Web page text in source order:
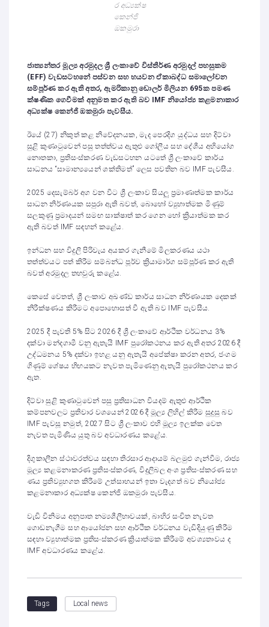
ර අධ්‍යක්ෂ
කෙන්ජි
ඔකමුරා
ජාත්‍යන්තර මූල්‍ය අරමුදල ශ්‍රී ලංකාවේ විස්තීර්ණ අරමුදල් පහසුකම
(EFF)වැඩසටහනේ පස්වන සහ හයවන ඒකාබද්ධ සමාලෝචන
සම්පූර්ණ කර ඇති අතර,ඇමරිකානු ඩොලර් මිලියන 695ක පමණ
ක්ෂණික ගෙවීමක් අනුමත කර ඇති බව IMFනියෝජ්‍ය කළමනාකාර
අධ්‍යක්ෂ කෙන්ජි ඔකමුරා පැවසීය.
ඊයේ (27) නිකුත් කළ නිවේදනයක, මැද පෙරදිග යුද්ධය සහ දිට්වා
සුළි කුණාටුවෙන් පසු තත්ත්වය ඇතුළු ගෝලීය සහ දේශීය අභියෝග
නොතකා, ප්‍රතිසංස්කරණ වැඩසටහන යටතේ ශ්‍රී ලංකාවේ කාර්ය
සාධනය “සාමාන්‍යයෙන් ශක්තිමත්” ලෙස පවතින බව IMF පැවසීය.
2025 දෙසැම්බර් අග වන විට ශ්‍රී ලංකාව සියලු ප්‍රමාණාත්මක කාර්ය
සාධන නිර්ණායක සපුරා ඇති බවත්, බොහෝ ව්‍යුහාත්මක මිණුම්
සලකුණු ප්‍රමාදයන් සමඟ සාක්ෂාත් කර ගෙන හෝ ක්‍රියාත්මක කර
ඇති බවත් IMF සඳහන් කළේය.
ඉන්ධන සහ විදුලි පිරිවැය අයකර ගැනීමේ මිලකරණය යථා
තත්ත්වයට පත් කිරීම සම්බන්ධ පූර්ව ක්‍රියාමාර්ග සම්පූර්ණ කර ඇති
බවත් අරමුදල තහවුරු කළේය.
කෙසේ වෙතත්, ශ්‍රී ලංකාව අඛණ්ඩ කාර්ය සාධන නිර්ණායක දෙකක්
නිරීක්ෂණය කිරීමට අපොහොසත් වී ඇති බව IMF පැවසීය.
2025 දී පැවති 5% සිට 2026 දී ශ්‍රී ලංකාවේ ආර්ථික වර්ධනය 3%
දක්වා මන්දගාමී වනු ඇතැයි IMF පුරෝකථනය කර ඇති අතර 2026 දී
උද්ධමනය 5% දක්වා ඉහළ යනු ඇතැයි අපේක්ෂා කරන අතර, ජංගම
ගිණුම් ශේෂය හිඟයකට නැවත පැමිණෙනු ඇතැයි පුරෝකථනය කර
ඇත.
දිට්වා සුළි කුණාටුවෙන් පසු ප්‍රතිසාධන වියදම් ඇතුළු ආර්ථික
කම්පනවලට ප්‍රතිචාර වශයෙන් 2026 දී මූල්‍ය ලිහිල් කිරීම සුදුසු බව
IMF පැවසූ නමුත්, 2027 සිට ශ්‍රී ලංකාව එහි මූල්‍ය ඉලක්ක වෙත
නැවත පැමිණිය යුතු බව අවධාරණය කළේය.
දිගුකාලීන ස්ථාවරත්වය සඳහා තිරසාර ආදායම් බලමුළු ගැන්වීම, රාජ්‍ය
මූල්‍ය කළමනාකරණ ප්‍රතිසංස්කරණ, විදුලිබල අංශ ප්‍රතිසංස්කරණ සහ
ණය ප්‍රතිව්‍යුහගත කිරීමේ උත්සාහයන් ඉතා වැදගත් බව නියෝජ්‍ය
කළමනාකාර අධ්‍යක්ෂ කෙන්ජි ඔකමුරා පැවසීය.
වැඩි විනිමය අනුපාත නම්‍යශීලීභාවයක්, බාහිර සංචිත නැවත
ගොඩනැගීම සහ ආයෝජන සහ ආර්ථික වර්ධනය වැඩිදියුණු කිරීම
සඳහා ව්‍යුහාත්මක ප්‍රතිසංස්කරණ ක්‍රියාත්මක කිරීමේ අවශ්‍යතාවය ද
IMF අවධාරණය කළේය.
Tags Local news